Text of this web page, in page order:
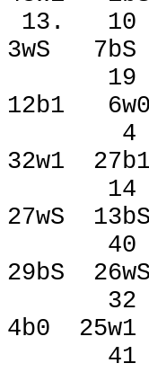
13. 10
3wЅ
19
12b1
4
32w1
14
27wЅ
40
29bЅ
32
4b0
41